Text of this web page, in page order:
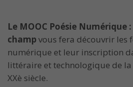
Le MOOC Poésie Numérique
champvous fera découvrir les
numérique et leur inscription
littéraire et technologique de
XXè siècle.